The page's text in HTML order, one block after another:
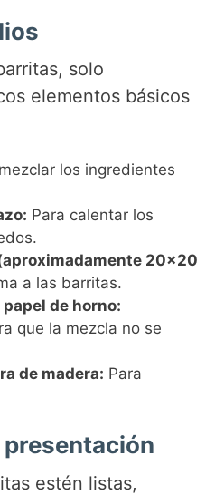
e
o
solo
elementos básicos
los ingredientes
Para calentar los
20×20
a las barritas.
de horno:
que la mezcla no se
de madera: Para
estén listas,